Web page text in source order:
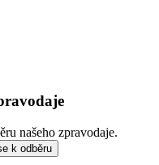
našeho zpravodaje.
k odběru